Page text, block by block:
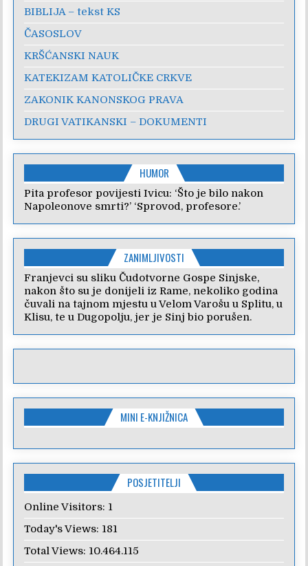
BIBLIJA – tekst KS
ČASOSLOV
KRŠĆANSKI NAUK
KATEKIZAM KATOLIČKE CRKVE
ZAKONIK KANONSKOG PRAVA
DRUGI VATIKANSKI – DOKUMENTI
HUMOR
Pita profesor povijesti Ivicu: ‘Što je bilo nakon
Napoleonove smrti?’ ‘Sprovod, profesore.’
ZANIMLJIVOSTI
Franjevci su sliku Čudotvorne Gospe Sinjske,
nakon što su je donijeli iz Rame, nekoliko godina
čuvali na tajnom mjestu u Velom Varošu u Splitu, u
Klisu, te u Dugopolju, jer je Sinj bio porušen.
MINI E-KNJIŽNICA
POSJETITELJI
Online Visitors: 1
Today's Views: 181
Total Views: 10.464.115